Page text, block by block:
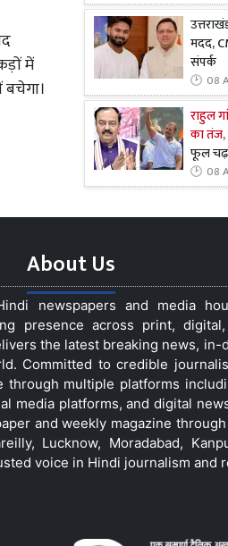
में
मदद,
संपर्क
08
राहुल
का तंज,
फूल
08
About Us
newspapers and media
presence across print,
the latest breaking news, in-
Committed to credible
multiple platforms
media platforms, and digital
and weekly magazine
Lucknow, Moradabad,
voice in Hindi journalism and